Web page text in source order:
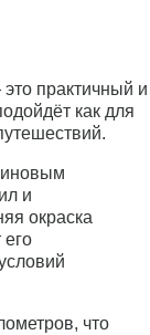
практичный и
как для
и
окраска
его
что